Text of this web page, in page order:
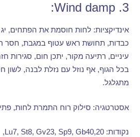
3. Wind damp:
אינדיקציות:לחות חוסמת את הפתחים,
כבדות,תחושת ראש עטוף במגבת, חסר
עיניים, רתיעה מקור, יתכן חום, סגירות
בכל הגוף,אף נוזל עם נזלת לבנה,לשון
מתגלגל.
אסטרטגיה: סילוק רוח התמרת לחות,
נקודות: Lu7, St8, Gv23, Sp9, Gb40,20,